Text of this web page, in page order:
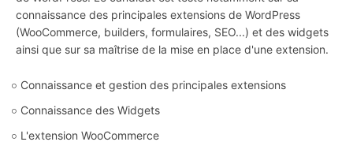
connaissance des principales extensions de WordPress
(WooCommerce, builders, formulaires, SEO...) et des widgets
ainsi que sur sa maîtrise de la mise en place d'une extension.
Connaissance et gestion des principales extensions
Connaissance des Widgets
L'extension WooCommerce